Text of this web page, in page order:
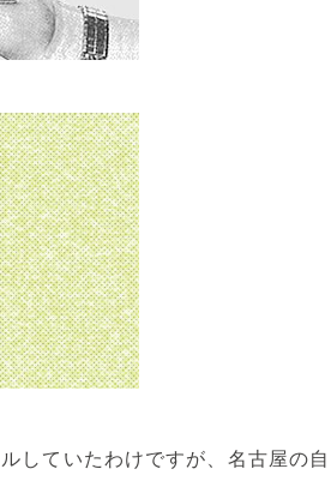
していたわけですが、名古屋の自